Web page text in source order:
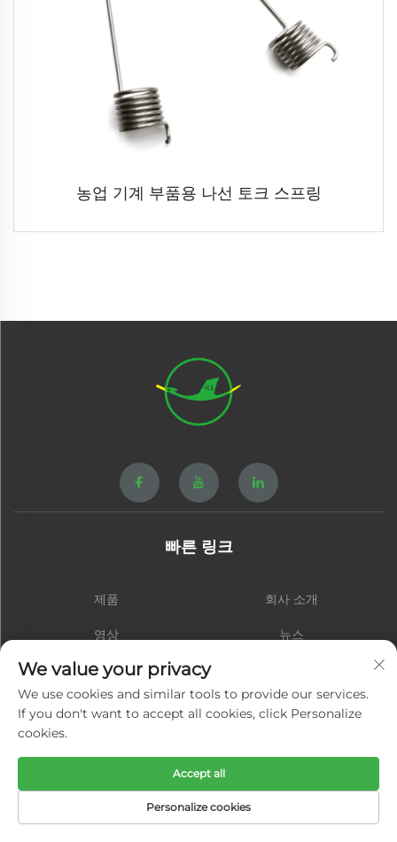
농업 기계 부품용 나선 토크 스프링
빠른 링크
제품 회사 소개
영상 뉴스
연락처
저작권 © 샤먼 홍성 하드웨어 스프링 주식회사. 모든 권리 보유 -
We value your privacy
We use cookies and similar tools to provide our services.
If you don't want to accept all cookies, click Personalize
cookies.
Personalize cookies
Accept all